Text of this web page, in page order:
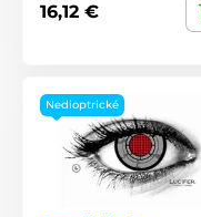
16,12 €
Nedioptrické